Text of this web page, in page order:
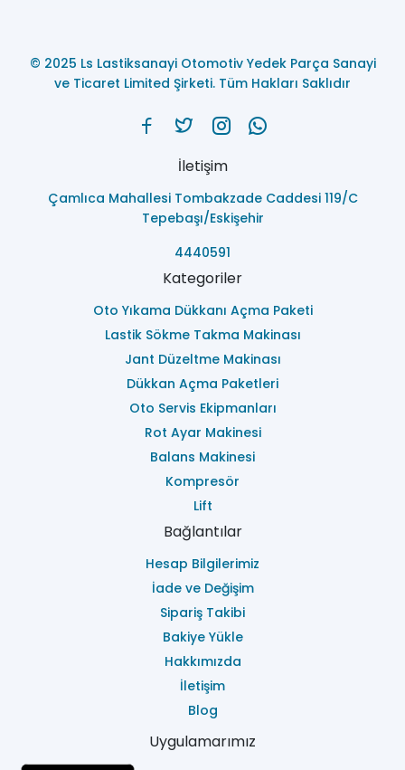
© 2025 Ls Lastiksanayi Otomotiv Yedek Parça Sanayi
ve Ticaret Limited Şirketi. Tüm Hakları Saklıdır
İletişim
Çamlıca Mahallesi Tombakzade Caddesi 119/C
Tepebaşı/Eskişehir
4440591
Kategoriler
Oto Yıkama Dükkanı Açma Paketi
Lastik Sökme Takma Makinası
Jant Düzeltme Makinası
Dükkan Açma Paketleri
Oto Servis Ekipmanları
Rot Ayar Makinesi
Balans Makinesi
Kompresör
Lift
Bağlantılar
Hesap Bilgilerimiz
İade ve Değişim
Sipariş Takibi
Bakiye Yükle
Hakkımızda
İletişim
Blog
Uygulamarımız